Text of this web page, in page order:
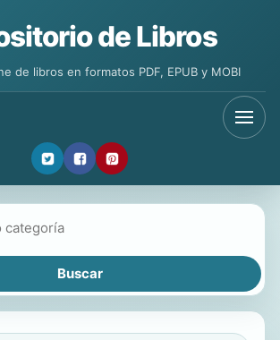
de Libros
de libros en formatos PDF, EPUB y MOBI